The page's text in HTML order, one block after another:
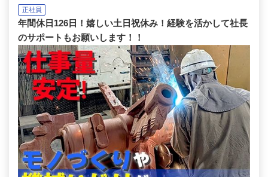
正社員
年間休日126日！嬉しい土日祝休み！経験を活かして社長
のサポートもお願いします！！